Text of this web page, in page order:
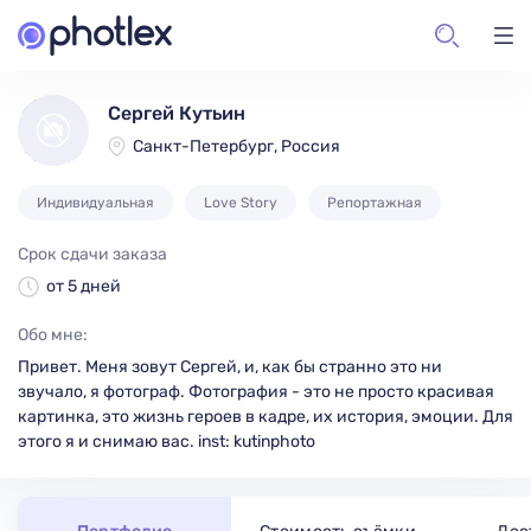
Сергей Кутьин
Санкт-Петербург, Россия
Индивидуальная Love Story Репортажная
Обо мне:
Привет. Меня зовут Сергей, и, как бы странно это ни
звучало, я фотограф. Фотография - это не просто красивая
картинка, это жизнь героев в кадре, их история, эмоции. Для
этого я и снимаю вас. inst: kutinphoto
Срок сдачи заказа
от 5 дней